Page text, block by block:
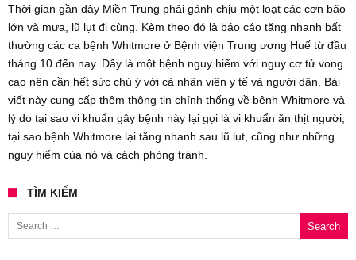
Thời gian gần đây Miền Trung phải gánh chịu một loạt các cơn bão
lớn và mưa, lũ lụt đi cùng. Kèm theo đó là báo cáo tăng nhanh bất
thường các ca bệnh Whitmore ở Bệnh viện Trung ương Huế từ đầu
tháng 10 đến nay. Đây là một bệnh nguy hiểm với nguy cơ tử vong
cao nên cần hết sức chú ý với cả nhân viên y tế và người dân. Bài
viết này cung cấp thêm thông tin chính thống về bệnh Whitmore và
lý do tại sao vi khuẩn gây bệnh này lại gọi là vi khuẩn ăn thịt người,
tại sao bệnh Whitmore lại tăng nhanh sau lũ lụt, cũng như những
nguy hiểm của nó và cách phòng tránh.
TÌM KIẾM
Search for: